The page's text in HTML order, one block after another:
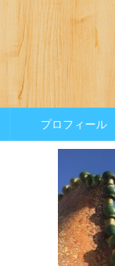
プロフィール